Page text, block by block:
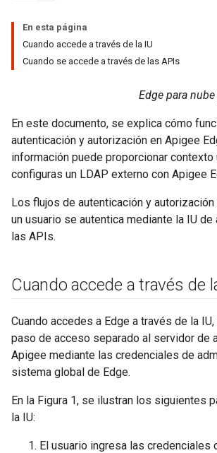
En esta página
Cuando accede a través de la IU
Cuando se accede a través de las APIs
Edge para
En este documento, se explica cómo
autenticación y autorización en Apigee
información puede proporcionar contexto
configuras un LDAP externo con Apigee
Los flujos de autenticación y
un usuario se autentica mediante la IU
las APIs.
Cuando accede a través de
Cuando accedes a Edge a través de la
paso de acceso separado al servidor de
Apigee mediante las credenciales de
sistema global de Edge.
En la Figura 1, se ilustran los siguientes
la IU:
El usuario ingresa las credenciales